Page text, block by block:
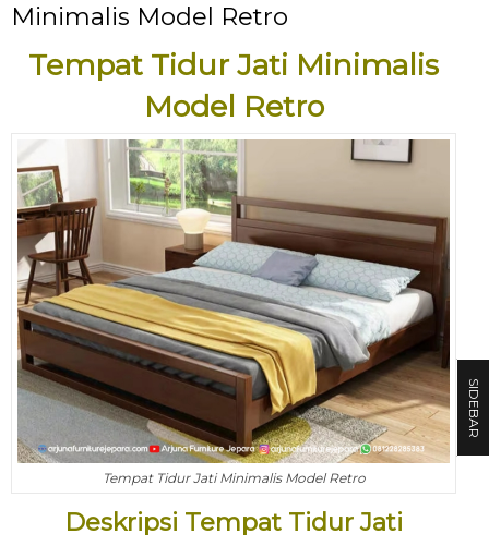
Minimalis Model Retro
Tempat Tidur Jati Minimalis
Model Retro
Tempat Tidur Jati Minimalis Model Retro
Deskripsi Tempat Tidur Jati
SIDEBAR